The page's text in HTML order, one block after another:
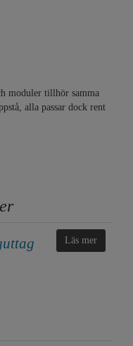
moduler tillhör samma
alla passar dock rent
Läs mer